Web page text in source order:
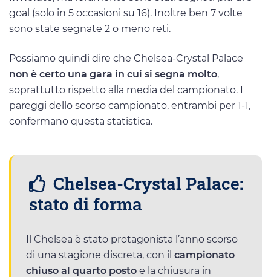
goal (solo in 5 occasioni su 16). Inoltre ben 7 volte
sono state segnate 2 o meno reti.
Possiamo quindi dire che Chelsea-Crystal Palace
non è certo una gara in cui si segna molto,
soprattutto rispetto alla media del campionato. I
pareggi dello scorso campionato, entrambi per 1-1,
confermano questa statistica.
Chelsea-Crystal Palace:
stato di forma
Il Chelsea è stato protagonista l’anno scorso
di una stagione discreta, con il campionato
chiuso al quarto posto e la chiusura in